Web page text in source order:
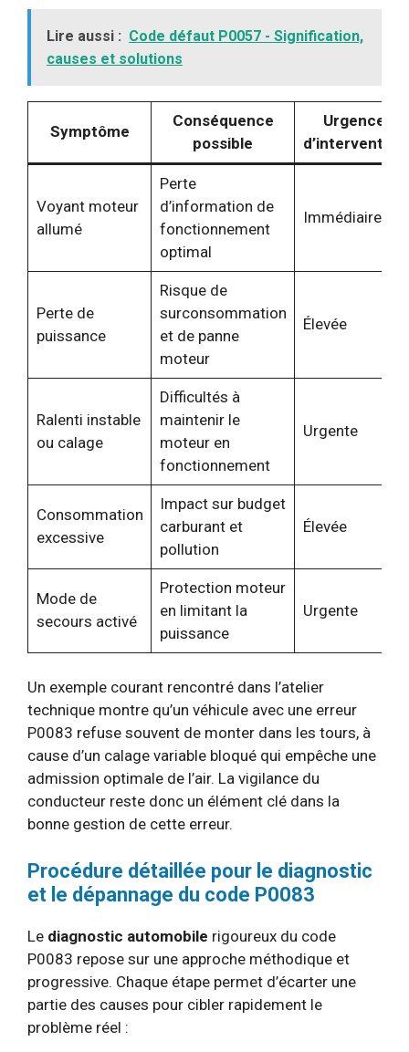
Lire aussi : Code défaut P0057 - Signification,
causes et solutions
Symptôme
Conséquence
possible
Urgence
d’intervention
Voyant moteur
allumé
Perte
d’information de
fonctionnement
optimal
Immédiaire
Perte de
puissance
Risque de
surconsommation
et de panne
moteur
Élevée
Ralenti instable
ou calage
Difficultés à
maintenir le
moteur en
fonctionnement
Urgente
Consommation
excessive
Impact sur budget
carburant et
pollution
Élevée
Mode de
secours activé
Protection moteur
en limitant la
puissance
Urgente
Un exemple courant rencontré dans l’atelier
technique montre qu’un véhicule avec une erreur
P0083 refuse souvent de monter dans les tours, à
cause d’un calage variable bloqué qui empêche une
admission optimale de l’air. La vigilance du
conducteur reste donc un élément clé dans la
bonne gestion de cette erreur.
Procédure détaillée pour le diagnostic
et le dépannage du code P0083
Le diagnostic automobile rigoureux du code
P0083 repose sur une approche méthodique et
progressive. Chaque étape permet d’écarter une
partie des causes pour cibler rapidement le
problème réel :